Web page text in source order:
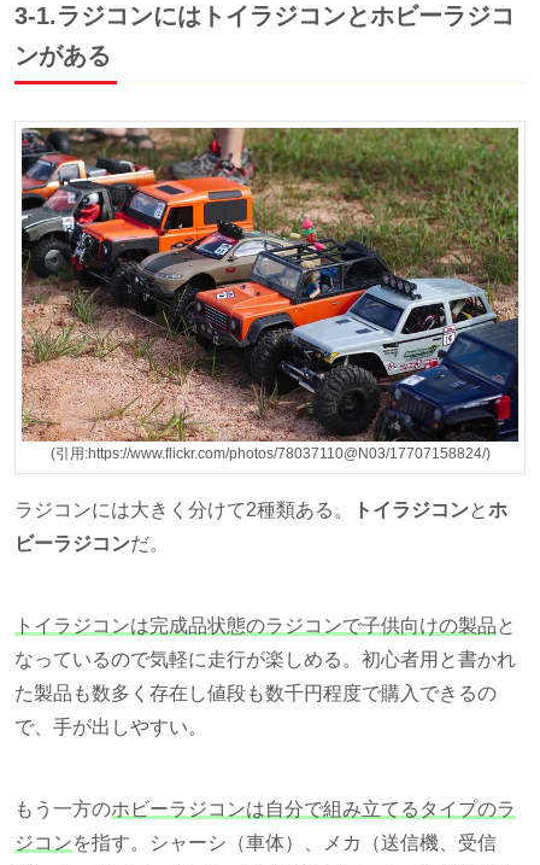
3-1.ラジコンにはトイラジコンとホビーラジコ
ンがある
(引用:https://www.flickr.com/photos/78037110@N03/17707158824/)
ラジコンには大きく分けて2種類ある。 トイラジコンとホ
ビーラジコンだ。
トイラジコンは完成品状態のラジコンで子供向けの製品と
なっているので気軽に走行が楽しめる。初心者用と書かれ
た製品も数多く存在し値段も数千円程度で購入できるの
で、手が出しやすい。
もう一方のホビーラジコンは自分で組み立てるタイプのラ
ジコンを指す。
シャーシ（車体）、メカ（送信機、受信